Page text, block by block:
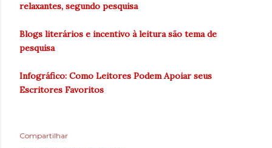
relaxantes, segundo pesquisa
Blogs literários e incentivo à leitura são tema de
pesquisa
Infográfico: Como Leitores Podem Apoiar seus
Escritores Favoritos
Compartilhar